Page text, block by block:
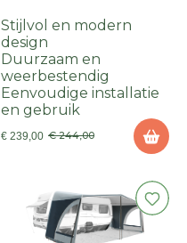
Stijlvol en modern
design
Duurzaam en
weerbestendig
Eenvoudige installatie
en gebruik
€ 239,00 € 244,00